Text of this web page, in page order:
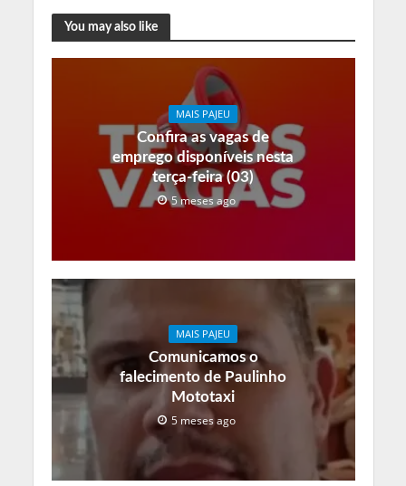
You may also like
MAIS PAJEU
Confira as vagas de
emprego disponíveis nesta
terça-feira (03)
5 meses ago
MAIS PAJEU
Comunicamos o
falecimento de Paulinho
Mototaxi
5 meses ago